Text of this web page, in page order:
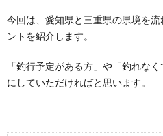
今回は、愛知県と三重県の県境を
ントを紹介します。
「釣行予定がある方」や「釣れな
にしていただければと思います。